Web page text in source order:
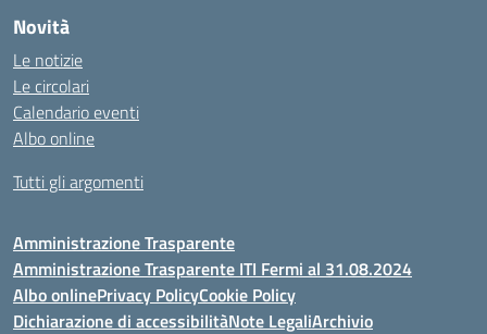
Novità
Le notizie
Le circolari
Calendario eventi
Albo online
Tutti gli argomenti
Amministrazione Trasparente
Amministrazione Trasparente ITI Fermi al 31.08.2024
Albo onlinePrivacy PolicyCookie Policy
Dichiarazione di accessibilitàNote LegaliArchivio